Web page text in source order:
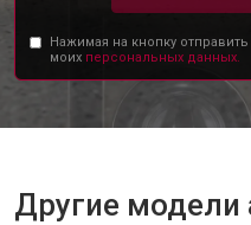
Нажимая на кнопку
моих персональных данных.
Другие модели